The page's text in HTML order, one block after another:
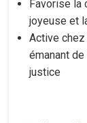
Favorise la
joyeuse et
Active
émanant
justice